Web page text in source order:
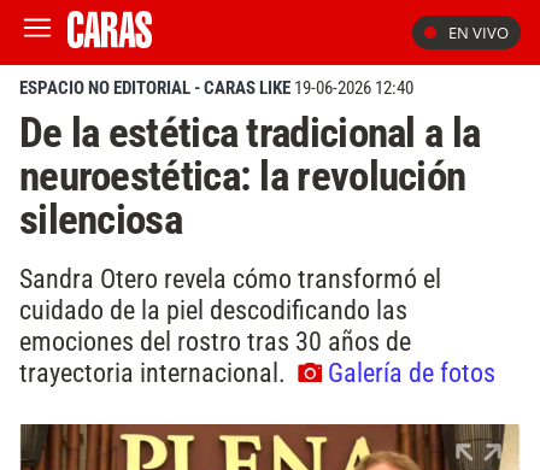
EN VIVO
ESPACIO NO EDITORIAL - CARAS LIKE 19-06-2026 12:40
De la estética tradicional a la
neuroestética: la revolución
silenciosa
Sandra Otero revela cómo transformó el
cuidado de la piel descodificando las
emociones del rostro tras 30 años de
trayectoria internacional.
Galería de fotos